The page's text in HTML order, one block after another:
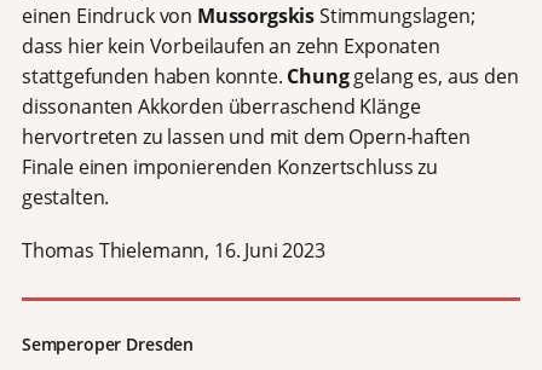
einen Eindruck von MussorgskisStimmungslagen;
dass hier kein Vorbeilaufen an zehn Exponaten
stattgefunden haben konnte. Chunggelang es, aus den
dissonanten Akkorden überraschend Klänge
hervortreten zu lassen und mit dem Opern-haften
Finale einen imponierenden Konzertschluss zu
gestalten.
Thomas Thielemann, 16. Juni 2023
Semperoper Dresden